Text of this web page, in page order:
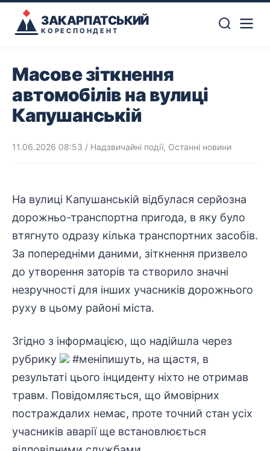
ЗАКАРПАТСЬКИЙ
КОРЕСПОНДЕНТ
Масове зіткнення
автомобілів на вулиці
Капушанській
11.06.2026 08:53 / Надзвичайні події, Останні новини
На вулиці Капушанській відбулася серйозна
дорожньо-транспортна пригода, в яку було
втягнуто одразу кілька транспортних засобів.
За попередніми даними, зіткнення призвело
до утворення заторів та створило значні
незручності для інших учасників дорожнього
руху в цьому районі міста.
Згідно з інформацією, що надійшла через
рубрику
#меніпишуть, на щастя, в
результаті цього інциденту ніхто не отримав
травм. Повідомляється, що ймовірних
постраждалих немає, проте точний стан усіх
учасників аварії ще встановлюється